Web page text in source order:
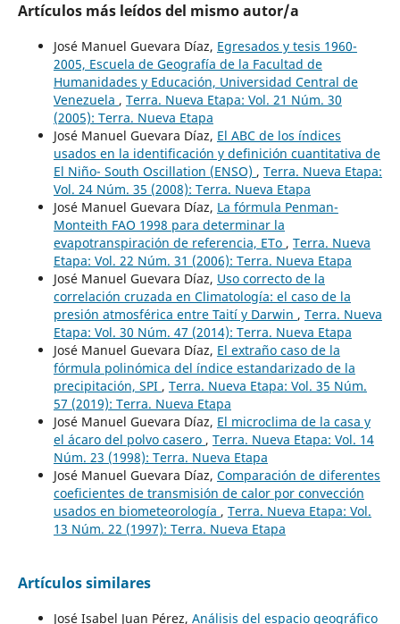
Artículos más leídos del mismo autor/a
José Manuel Guevara Díaz, Egresados y tesis 1960-
2005, Escuela de Geografía de la Facultad de
Humanidades y Educación, Universidad Central de
Venezuela , Terra. Nueva Etapa: Vol. 21 Núm. 30
(2005): Terra. Nueva Etapa
José Manuel Guevara Díaz, El ABC de los índices
usados en la identificación y definición cuantitativa de
El Niño- South Oscillation (ENSO) , Terra. Nueva Etapa:
Vol. 24 Núm. 35 (2008): Terra. Nueva Etapa
José Manuel Guevara Díaz, La fórmula Penman-
Monteith FAO 1998 para determinar la
evapotranspiración de referencia, ETo , Terra. Nueva
Etapa: Vol. 22 Núm. 31 (2006): Terra. Nueva Etapa
José Manuel Guevara Díaz, Uso correcto de la
correlación cruzada en Climatología: el caso de la
presión atmosférica entre Taití y Darwin , Terra. Nueva
Etapa: Vol. 30 Núm. 47 (2014): Terra. Nueva Etapa
José Manuel Guevara Díaz, El extraño caso de la
fórmula polinómica del índice estandarizado de la
precipitación, SPI , Terra. Nueva Etapa: Vol. 35 Núm.
57 (2019): Terra. Nueva Etapa
José Manuel Guevara Díaz, El microclima de la casa y
el ácaro del polvo casero , Terra. Nueva Etapa: Vol. 14
Núm. 23 (1998): Terra. Nueva Etapa
José Manuel Guevara Díaz, Comparación de diferentes
coeficientes de transmisión de calor por convección
usados en biometeorología , Terra. Nueva Etapa: Vol.
13 Núm. 22 (1997): Terra. Nueva Etapa
Artículos similares
José Isabel Juan Pérez, Análisis del espacio geográfico